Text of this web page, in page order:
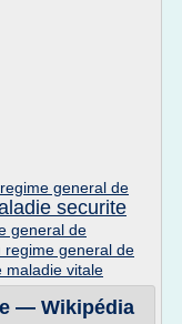
general de
securite
general de
regime general de
maladie vitale
— Wikipédia